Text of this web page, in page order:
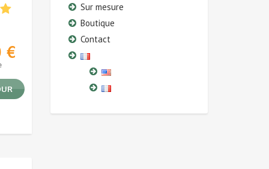
€
Sur mesure
Boutique
Contact